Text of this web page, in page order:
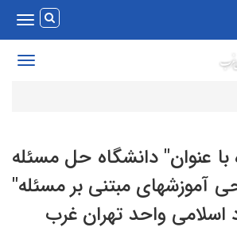
Toggle
Toggle
عنوان" دانشگاه حل مسئله
آموزشهای مبتنی بر مسئله"
واحد تهران غرب